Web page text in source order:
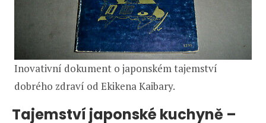
Inovativní dokument o japonském tajemství
dobrého zdraví od Ekikena Kaibary.
Tajemství japonské kuchyně –